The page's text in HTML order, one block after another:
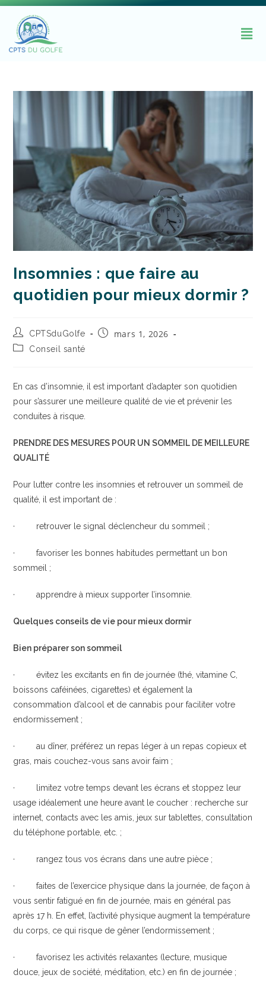
Insomnies : que faire au
quotidien pour mieux dormir ?
CPTSduGolfe mars 1, 2026
Conseil santé
En cas d’insomnie, il est important d’adapter son quotidien
pour s’assurer une meilleure qualité de vie et prévenir les
conduites à risque.
PRENDRE DES MESURES POUR UN SOMMEIL DE MEILLEURE
QUALITÉ
Pour lutter contre les insomnies et retrouver un sommeil de
qualité, il est important de :
· retrouver le signal déclencheur du sommeil ;
· favoriser les bonnes habitudes permettant un bon
sommeil ;
· apprendre à mieux supporter l’insomnie.
Quelques conseils de vie pour mieux dormir
Bien préparer son sommeil
· évitez les excitants en fin de journée (thé, vitamine C,
boissons caféinées, cigarettes) et également la
consommation d’alcool et de cannabis pour faciliter votre
endormissement ;
· au dîner, préférez un repas léger à un repas copieux et
gras, mais couchez-vous sans avoir faim ;
· limitez votre temps devant les écrans et stoppez leur
usage idéalement une heure avant le coucher : recherche sur
internet, contacts avec les amis, jeux sur tablettes, consultation
du téléphone portable, etc. ;
· rangez tous vos écrans dans une autre pièce ;
· faites de l’exercice physique dans la journée, de façon à
vous sentir fatigué en fin de journée, mais en général pas
après 17 h. En effet, l’activité physique augment la température
du corps, ce qui risque de gêner l’endormissement ;
· favorisez les activités relaxantes (lecture, musique
douce, jeux de société, méditation, etc.) en fin de journée ;